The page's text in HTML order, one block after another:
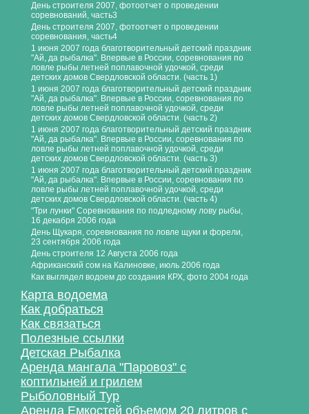
День строителя 2007, фотоотчет о проведении
соревнований, часть3
День строителя 2007, фотоотчет о проведении
соревнования, часть4
1 июня 2007 года благотворительный детский праздник
"Ай, да рыбалка". Впервые в России, соревнования по
ловле рыбы летней поплавочной удочкой, среди
детских домов Свердловской области. (часть 1)
1 июня 2007 года благотворительный детский праздник
"Ай, да рыбалка". Впервые в России, соревнования по
ловле рыбы летней поплавочной удочкой, среди
детских домов Свердловской области. (часть 2)
1 июня 2007 года благотворительный детский праздник
"Ай, да рыбалка". Впервые в России, соревнования по
ловле рыбы летней поплавочной удочкой, среди
детских домов Свердловской области. (часть 3)
1 июня 2007 года благотворительный детский праздник
"Ай, да рыбалка". Впервые в России, соревнования по
ловле рыбы летней поплавочной удочкой, среди
детских домов Свердловской области. (часть 4)
"Три лунки" Соревнования по подледному лову рыбы,
16 декабря 2006 года
День Щукаря, соревнования по ловле щуки и форели,
23 сентября 2006 года
День строителя 12 Августа 2006 года
Африканский сом на Калиновке, июль 2006 года
Как выглядел водоем до создания КРХ, фото 2004 года
Карта водоема
Как добраться
Как связаться
Полезные ссылки
Детская Рыбалка
Аренда мангала "Паровоз" с
коптильней и грилем
Рыболовный Тур
Аренда Емкостей объемом 20 литров с